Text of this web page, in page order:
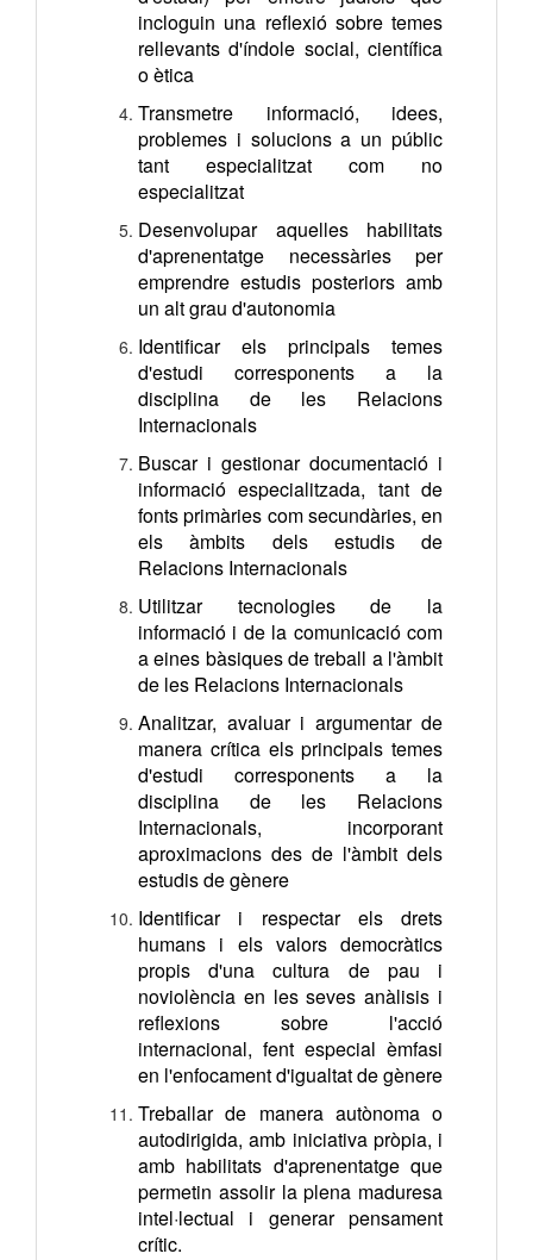
incloguin una reflexió sobre temes
rellevants d'índole social, científica
o ètica
Transmetre informació, idees,
problemes i solucions a un públic
tant especialitzat com no
especialitzat
Desenvolupar aquelles habilitats
d'aprenentatge necessàries per
emprendre estudis posteriors amb
un alt grau d'autonomia
Identificar els principals temes
d'estudi corresponents a la
disciplina de les Relacions
Internacionals
Buscar i gestionar documentació i
informació especialitzada, tant de
fonts primàries com secundàries, en
els àmbits dels estudis de
Relacions Internacionals
Utilitzar tecnologies de la
informació i de la comunicació com
a eines bàsiques de treball a l'àmbit
de les Relacions Internacionals
Analitzar, avaluar i argumentar de
manera crítica els principals temes
d'estudi corresponents a la
disciplina de les Relacions
Internacionals, incorporant
aproximacions des de l'àmbit dels
estudis de gènere
Identificar i respectar els drets
humans i els valors democràtics
propis d'una cultura de pau i
noviolència en les seves anàlisis i
reflexions sobre l'acció
internacional, fent especial èmfasi
en l'enfocament d'igualtat de gènere
Treballar de manera autònoma o
autodirigida, amb iniciativa pròpia, i
amb habilitats d'aprenentatge que
permetin assolir la plena maduresa
intel·lectual i generar pensament
crític.